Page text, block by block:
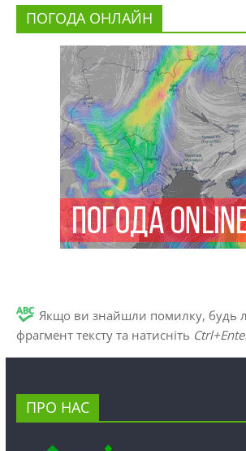
ПОГОДА ОНЛАЙН
Якщо ви знайшли помилку, будь
фрагмент тексту та натисніть
ПРО НАС